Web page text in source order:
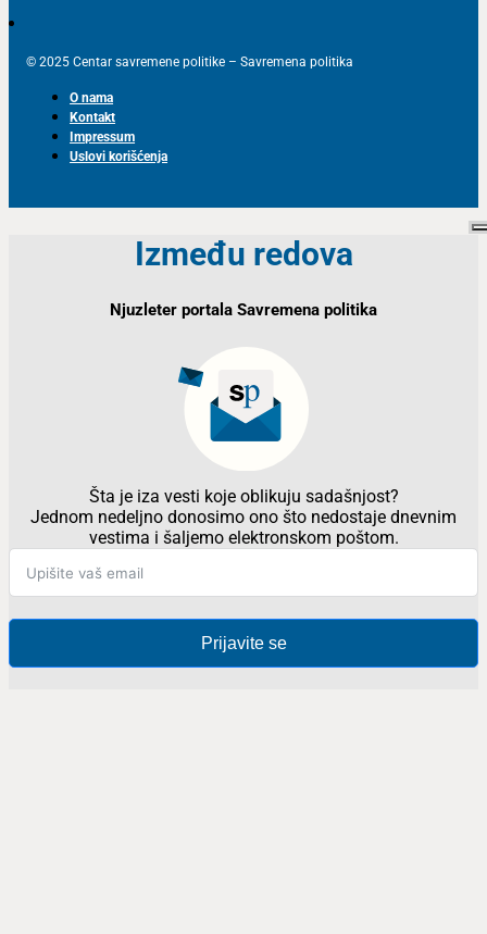
© 2025 Centar savremene politike – Savremena politika
O nama
Kontakt
Impressum
Uslovi korišćenja
Između redova
Njuzleter portala Savremena politika
Šta je iza vesti koje oblikuju sadašnjost?
Jednom nedeljno donosimo ono što nedostaje dnevnim
vestima i šaljemo elektronskom poštom.
Prijavite se